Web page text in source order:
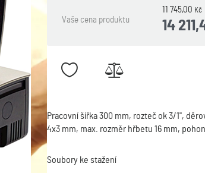
Vaše cena produktu
11 745,00 Kč
14
Pracovní šířka 300 mm, rozteč ok 3/1",
4x3 mm, max. rozměr hřbetu 16 mm,
Soubory ke stažení